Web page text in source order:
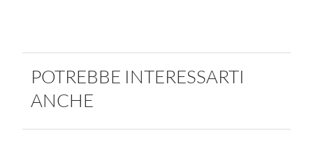
POTREBBE INTERESSARTI
ANCHE